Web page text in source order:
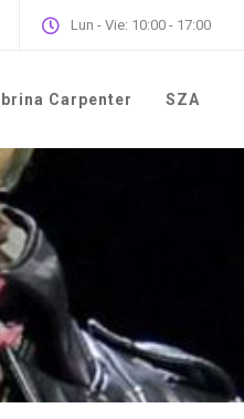
Lun - Vie: 10:00 - 17:00
Carpenter SZA